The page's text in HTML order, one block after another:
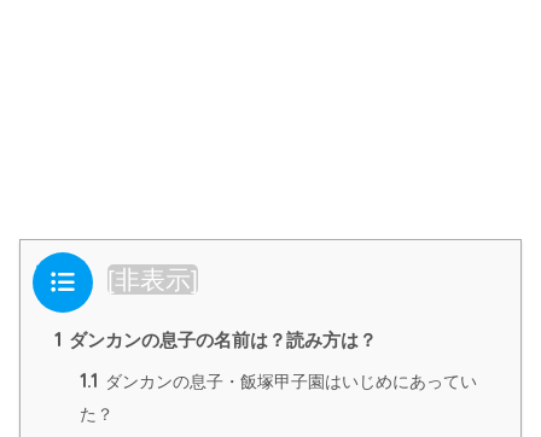
目次 [非表示]
1 ダンカンの息子の名前は？読み方は？
1.1 ダンカンの息子・飯塚甲子園はいじめにあってい
た？